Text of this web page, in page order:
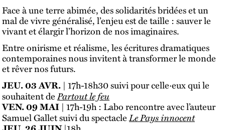
Face à une terre abimée, des solidarités bridées et un
mal de vivre généralisé, l’enjeu est de taille : sauver le
vivant et élargir l’horizon de nos imaginaires.
Entre onirisme et réalisme, les écritures dramatiques
contemporaines nous invitent à transformer le monde
et rêver nos futurs.
JEU. 03 AVR. | 17h-18h30 suivi pour celle·eux qui le
souhaitent dePartout le feu
VEN. 09 MAI | 17h-19h : Labo rencontre avec l’auteur
Samuel Gallet suivi du spectacleLe Pays innocent